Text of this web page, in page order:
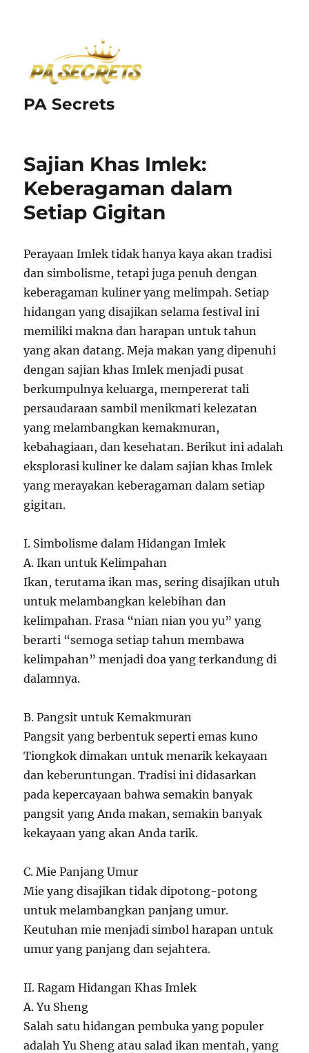
PA Secrets
Sajian Khas Imlek:
Keberagaman dalam
Setiap Gigitan
Perayaan Imlek tidak hanya kaya akan tradisi
dan simbolisme, tetapi juga penuh dengan
keberagaman kuliner yang melimpah. Setiap
hidangan yang disajikan selama festival ini
memiliki makna dan harapan untuk tahun
yang akan datang. Meja makan yang dipenuhi
dengan sajian khas Imlek menjadi pusat
berkumpulnya keluarga, mempererat tali
persaudaraan sambil menikmati kelezatan
yang melambangkan kemakmuran,
kebahagiaan, dan kesehatan. Berikut ini adalah
eksplorasi kuliner ke dalam sajian khas Imlek
yang merayakan keberagaman dalam setiap
gigitan.
I. Simbolisme dalam Hidangan Imlek
A. Ikan untuk Kelimpahan
Ikan, terutama ikan mas, sering disajikan utuh
untuk melambangkan kelebihan dan
kelimpahan. Frasa “nian nian you yu” yang
berarti “semoga setiap tahun membawa
kelimpahan” menjadi doa yang terkandung di
dalamnya.
B. Pangsit untuk Kemakmuran
Pangsit yang berbentuk seperti emas kuno
Tiongkok dimakan untuk menarik kekayaan
dan keberuntungan. Tradisi ini didasarkan
pada kepercayaan bahwa semakin banyak
pangsit yang Anda makan, semakin banyak
kekayaan yang akan Anda tarik.
C. Mie Panjang Umur
Mie yang disajikan tidak dipotong-potong
untuk melambangkan panjang umur.
Keutuhan mie menjadi simbol harapan untuk
umur yang panjang dan sejahtera.
II. Ragam Hidangan Khas Imlek
A. Yu Sheng
Salah satu hidangan pembuka yang populer
adalah Yu Sheng atau salad ikan mentah, yang